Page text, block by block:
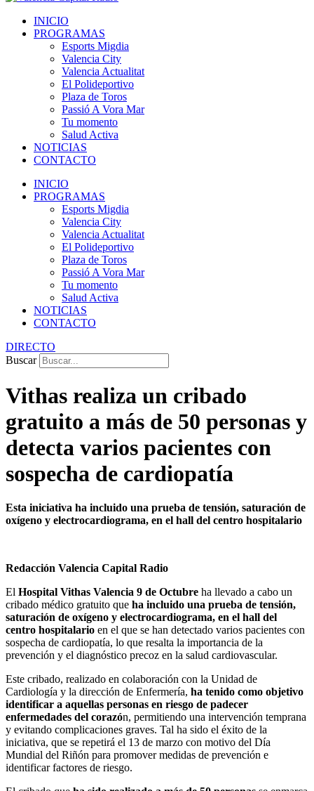
INICIO
PROGRAMAS
Esports Migdia
Valencia City
Valencia Actualitat
El Polideportivo
Plaza de Toros
Passió A Vora Mar
Tu momento
Salud Activa
NOTICIAS
CONTACTO
INICIO
PROGRAMAS
Esports Migdia
Valencia City
Valencia Actualitat
El Polideportivo
Plaza de Toros
Passió A Vora Mar
Tu momento
Salud Activa
NOTICIAS
CONTACTO
DIRECTO
Buscar
Vithas realiza un cribado
gratuito a más de 50 personas y
detecta varios pacientes con
sospecha de cardiopatía
Esta iniciativa ha incluido una prueba de tensión, saturación de
oxígeno y electrocardiograma, en el hall del centro hospitalario
Redacción Valencia Capital Radio
El Hospital Vithas Valencia 9 de Octubre ha llevado a cabo un
cribado médico gratuito que ha incluido una prueba de tensión,
saturación de oxígeno y electrocardiograma, en el hall del
centro hospitalario en el que se han detectado varios pacientes con
sospecha de cardiopatía, lo que resalta la importancia de la
prevención y el diagnóstico precoz en la salud cardiovascular.
Este cribado, realizado en colaboración con la Unidad de
Cardiología y la dirección de Enfermería, ha tenido como objetivo
identificar a aquellas personas en riesgo de padecer
enfermedades del corazón, permitiendo una intervención temprana
y evitando complicaciones graves. Tal ha sido el éxito de la
iniciativa, que se repetirá el 13 de marzo con motivo del Día
Mundial del Riñón para promover medidas de prevención e
identificar factores de riesgo.